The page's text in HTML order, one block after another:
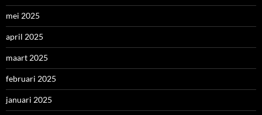
mei 2025
april 2025
maart 2025
februari 2025
januari 2025